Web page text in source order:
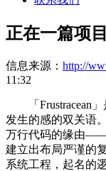
正在一篇项
信息来源： http://
11:32
「Frustracean」
发生的感的双关语
万行代码的缘由——
建立出布局严谨的
系统工程，起名的